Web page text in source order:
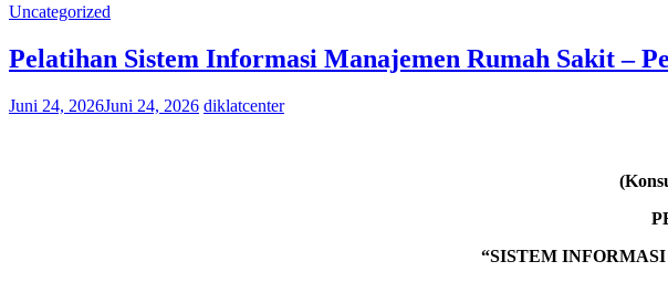
Uncategorized
Pelatihan Sistem Informasi Manajemen Rumah Sakit –
Juni 24, 2026Juni 24, 2026 diklatcenter
“SISTEM